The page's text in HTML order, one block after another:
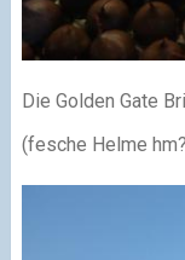
Die Golden Gate
(fesche Helme